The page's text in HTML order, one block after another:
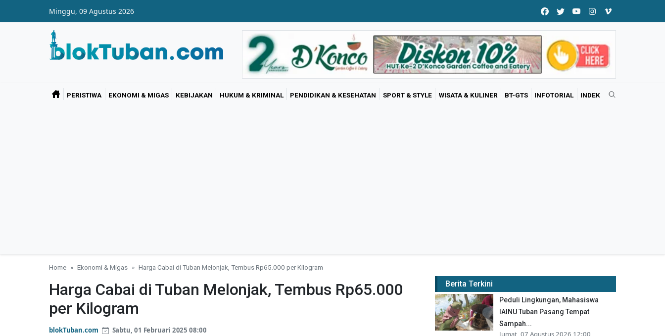
Minggu, 09 Agustus 2026
PERISTIWA EKONOMI & MIGAS KEBIJAKAN HUKUM & KRIMINAL PENDIDIKAN & KESEHATAN SPORT & STYLE WISATA & KULINER BT-GTS INFOTORIAL INDEK
Home Ekonomi & Migas Harga Cabai di Tuban Melonjak, Tembus Rp65.000 per Kilogram
Harga Cabai di Tuban Melonjak, Tembus Rp65.000
per Kilogram
blokTuban.com Sabtu, 01 Februari 2025 08:00
Berita Terkini
Peduli Lingkungan, Mahasiswa
IAINU Tuban Pasang Tempat
Sampah...
Jumat, 07 Agustus 2026 12:00